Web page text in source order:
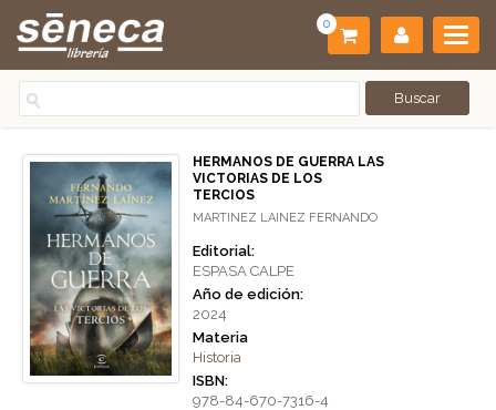
0
HERMANOS DE GUERRA LAS
VICTORIAS DE LOS
TERCIOS
MARTINEZ LAINEZ FERNANDO
Editorial:
ESPASA CALPE
Año de edición:
2024
Materia
Historia
ISBN:
978-84-670-7316-4